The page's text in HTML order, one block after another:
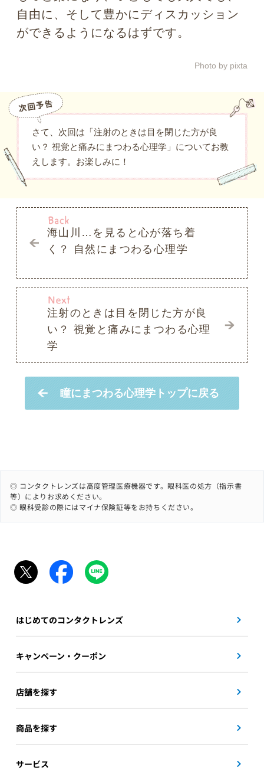
◎ コンタクトレンズは高度管理医療機器です。眼科医の処方（指示書
等）によりお求めください。
◎ 眼科受診の際にはマイナ保険証等をお持ちください。
はじめてのコンタクトレンズ
キャンペーン・クーポン
店舗を探す
商品を探す
サービス